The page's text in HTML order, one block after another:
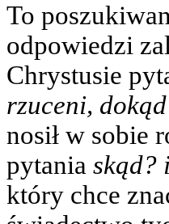
To
odpowiedzi
Chrystusie
rzuceni,
nosił w sobie
pytania skąd?
który chce